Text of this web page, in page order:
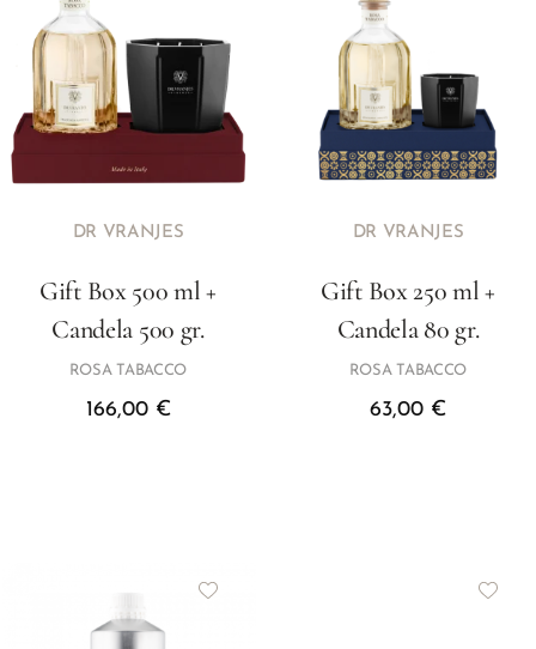
DR VRANJES
Gift Box 500 ml +
Candela 500 gr.
ROSA TABACCO
166,00 €
DR VRANJES
Gift Box 250 ml +
Candela 80 gr.
ROSA TABACCO
63,00 €